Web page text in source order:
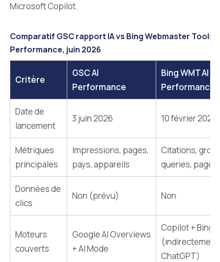
Microsoft Copilot.
Comparatif GSC rapport IA vs Bing Webmaster Tools
Performance, juin 2026
Critère
GSC AI
Performance
Bing WMT AI
Performance
Date de
lancement
3 juin 2026 10 février 2026
Métriques
principales
Impressions, pages,
pays, appareils
Citations,
queries, pages
Données de
clics
Non (prévu) Non
Moteurs
couverts
Google AI Overviews
+ AI Mode
Copilot + Bing
(indirectement
ChatGPT)